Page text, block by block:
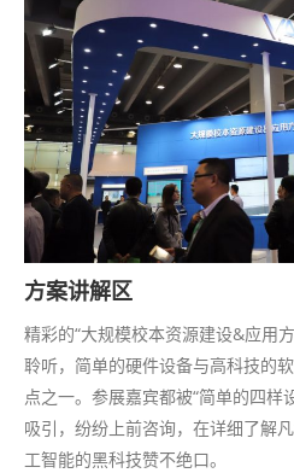
方案讲解区
精彩的“大规模校本资源建设&应用
聆听，简单的硬件设备与高科技的
点之一。参展嘉宾都被“简单的四样
吸引，纷纷上前咨询，在详细了解
工智能的黑科技赞不绝口。